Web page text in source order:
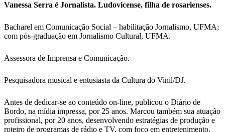
Vanessa Serra é Jornalista. Ludovicense, filha de rosarienses.
Bacharel em Comunicação Social – habilitação Jornalismo, UFMA;
com pós-graduação em Jornalismo Cultural, UFMA.
Assessora de Imprensa e Comunicação.
Pesquisadora musical e entusiasta da Cultura do Vinil/DJ.
Antes de dedicar-se ao conteúdo on-line, publicou o Diário de
Bordo, na mídia impressa, por 25 anos. Marcou também sua atuação
profissional, por 20 anos, desenvolvendo estratégias de produção e
roteiro de programas de rádio e TV, com foco em entretenimento.